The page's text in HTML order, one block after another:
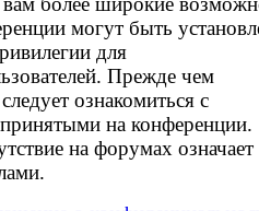
могут быть
для
Прежде чем
ознакомиться с
на конференции.
на форумах означает